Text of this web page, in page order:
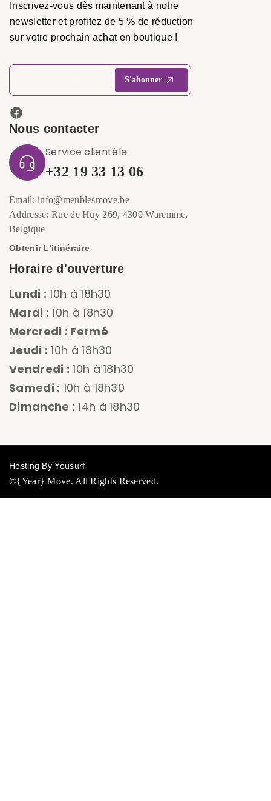
Inscrivez-vous dès maintenant à notre
newsletter et profitez de 5 % de réduction
sur votre prochain achat en boutique !
Nous contacter
Service clientèle
+32 19 33 13 06
Email: info@meublesmove.be
Addresse: Rue de Huy 269, 4300 Waremme,
Belgique
Obtenir L'itinéraire
Horaire d'ouverture
Lundi : 10h à 18h30
Mardi : 10h à 18h30
Mercredi : Fermé
Jeudi : 10h à 18h30
Vendredi : 10h à 18h30
Samedi : 10h à 18h30
Dimanche : 14h à 18h30
©{Year} Move. All Rights Reserved.
Hosting By Yousurf